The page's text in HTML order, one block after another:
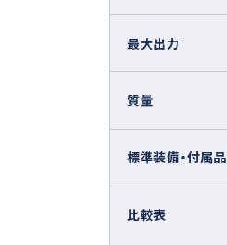
最大出力
質量
標準装備・付属品
比較表